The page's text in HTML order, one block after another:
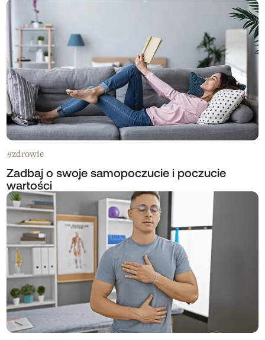
#zdrowie
Zadbaj o swoje samopoczucie i poczucie
wartości